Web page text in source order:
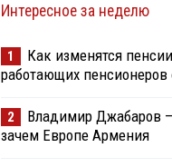
Интересное за неделю
1
Как изменятся пенсии
работающих пенсионеров
2
Владимир Джабаров
зачем Европе Армения